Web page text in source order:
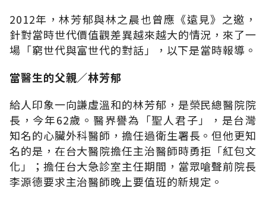
2012年，林芳郁與林之晨也曾應《遠見》之邀，
針對當時世代價值觀差異越來越大的情況，來了一
場「窮世代與富世代的對話」，以下是當時報導。
當醫生的父親∕林芳郁
給人印象一向謙虛溫和的林芳郁，是榮民總醫院院
長，今年62歲。醫界譽為「聖人君子」，是台灣
知名的心臟外科醫師，擔任過衛生署長。但他更知
名的是，在台大醫院擔任主治醫師時勇拒「紅包文
化」；擔任台大急診室主任期間，當眾嗆聲前院長
李源德要求主治醫師晚上要值班的新規定。